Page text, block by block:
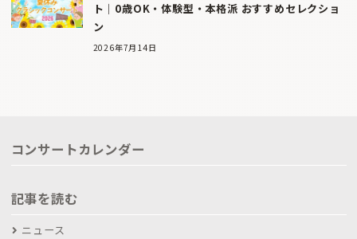
ト｜0歳OK・体験型・本格派 おすすめセレクショ
ン
2026年7月14日
コンサートカレンダー
記事を読む
ニュース